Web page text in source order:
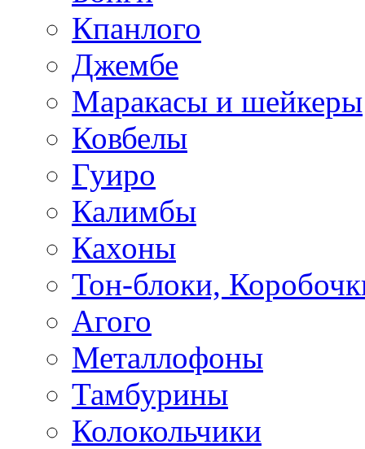
Кпанлого
Джембе
Маракасы и шейкеры
Ковбелы
Гуиро
Калимбы
Кахоны
Тон-блоки,
Агого
Металлофоны
Тамбурины
Колокольчики